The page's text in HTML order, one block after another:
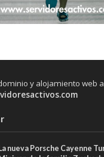
y alojamiento web
La nueva Porsche Cayenne